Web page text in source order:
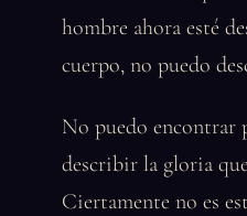
hombre ahora esté
cuerpo, no puedo
No puedo encontrar
describir la gloria
Ciertamente no es